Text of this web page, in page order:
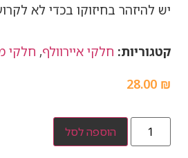
יש להיזהר בחיזוקו בכדי לא
קטגוריות: חלקי איירוולף, חלקי
28.00 ₪
הוספה לסל